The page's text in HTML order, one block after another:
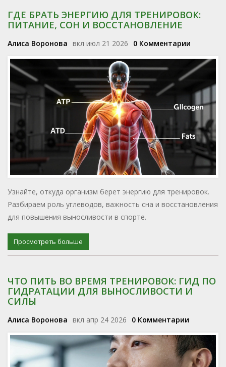
ГДЕ БРАТЬ ЭНЕРГИЮ ДЛЯ ТРЕНИРОВОК:
ПИТАНИЕ, СОН И ВОССТАНОВЛЕНИЕ
Алиса Воронова вкл июл 21 2026 0 Комментарии
Узнайте, откуда организм берет энергию для тренировок.
Разбираем роль углеводов, важность сна и восстановления
для повышения выносливости в спорте.
Просмотреть больше
ЧТО ПИТЬ ВО ВРЕМЯ ТРЕНИРОВОК: ГИД ПО
ГИДРАТАЦИИ ДЛЯ ВЫНОСЛИВОСТИ И
СИЛЫ
Алиса Воронова вкл апр 24 2026 0 Комментарии